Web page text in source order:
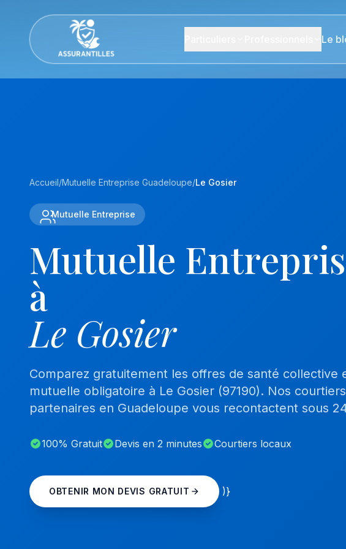
Le
Accueil/Mutuelle Entreprise Guadeloupe/Le Gosier
Mutuelle Entreprise
Mutuelle
à
Le Gosier
Comparez gratuitement les offres de santé collective
mutuelle obligatoire à Le Gosier (97190). Nos courtiers
partenaires en Guadeloupe vous recontactent sous
100% Gratuit Devis en 2 minutes Courtiers locaux
OBTENIR MON DEVIS GRATUIT )}